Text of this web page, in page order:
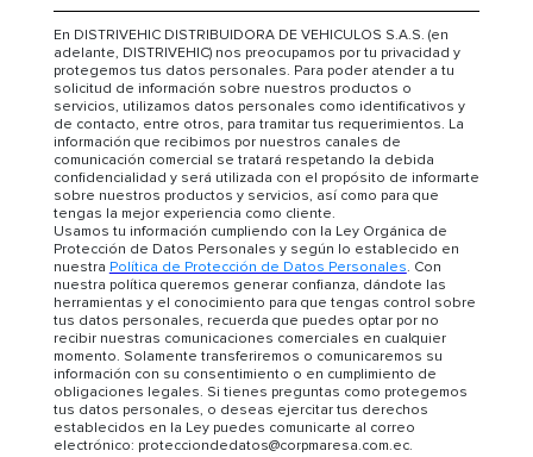
En DISTRIVEHIC DISTRIBUIDORA DE VEHICULOS S.A.S. (en
adelante, DISTRIVEHIC) nos preocupamos por tu privacidad y
protegemos tus datos personales. Para poder atender a tu
solicitud de información sobre nuestros productos o
servicios, utilizamos datos personales como identificativos y
de contacto, entre otros, para tramitar tus requerimientos. La
información que recibimos por nuestros canales de
comunicación comercial se tratará respetando la debida
confidencialidad y será utilizada con el propósito de informarte
sobre nuestros productos y servicios, así como para que
tengas la mejor experiencia como cliente.
Usamos tu información cumpliendo con la Ley Orgánica de
Protección de Datos Personales y según lo establecido en
nuestra Política de Protección de Datos Personales. Con
nuestra política queremos generar confianza, dándote las
herramientas y el conocimiento para que tengas control sobre
tus datos personales, recuerda que puedes optar por no
recibir nuestras comunicaciones comerciales en cualquier
momento. Solamente transferiremos o comunicaremos su
información con su consentimiento o en cumplimiento de
obligaciones legales. Si tienes preguntas como protegemos
tus datos personales, o deseas ejercitar tus derechos
establecidos en la Ley puedes comunicarte al correo
electrónico: protecciondedatos@corpmaresa.com.ec.